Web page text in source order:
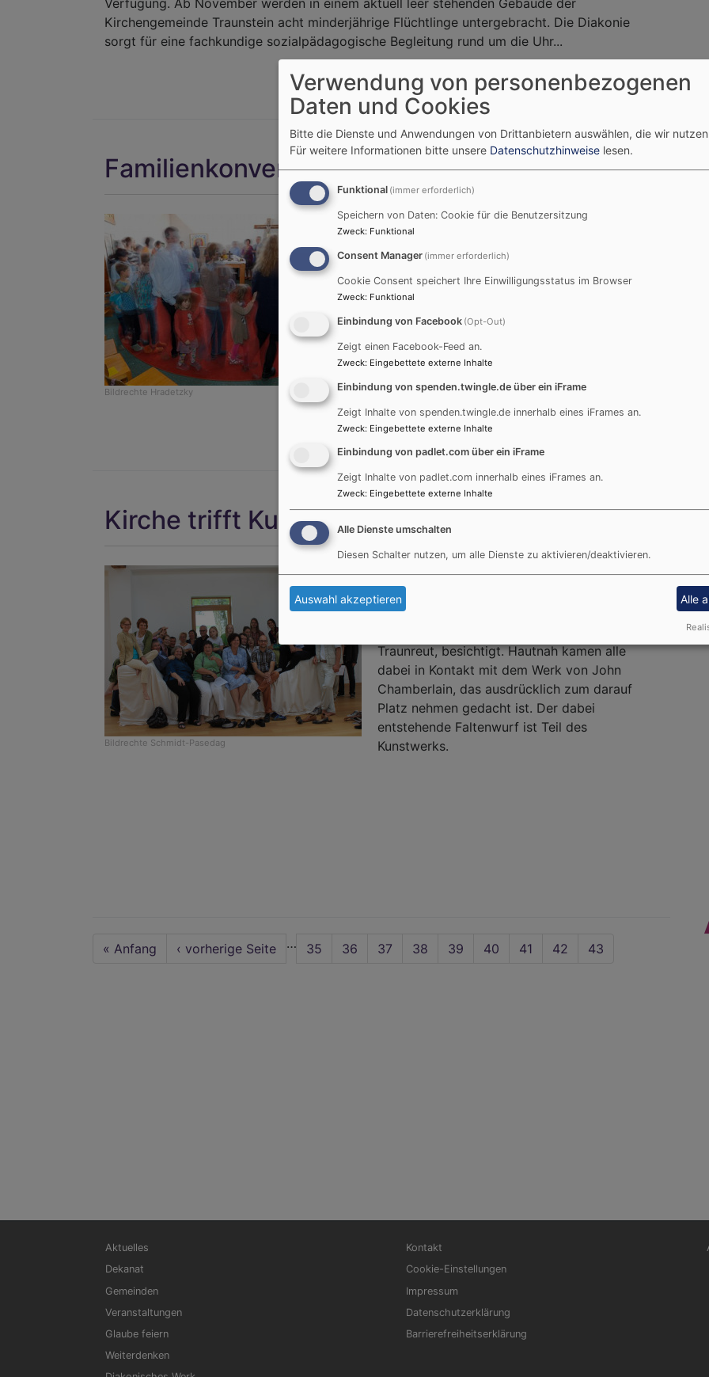
Verfügung. Ab November werden in einem aktuell leer stehenden Gebäude der
Kirchengemeinde Traunstein acht minderjährige Flüchtlinge untergebracht. Die Diakonie
sorgt für eine fachkundige sozialpädagogische Begleitung rund um die Uhr...
an
Familienkonvent 2014
Bildrechte Hradetzky
Einen gelungenen Konvent verbrachten die
Traunstein zusammen mit ihren Familien in der
Langau. Humorvolles und Hintergründiges in
Märchen, Sprachspielen und Gedichten wurde
vom Referenten, Herrn Prof. Siegfried Macht,
pratkische Tipps rund um die Themen Singen
Konfirmanden.
Kirche trifft Kunst
Bildrechte Schmidt-Pasedag
Kunst der Gegenwart hat das Pfarrkapitel des
Evang.-Luth. Dekanatsbezirks Traunstein bei
seinem Besuch im DASMAXIMUM, Museum für
Traunreut, besichtigt. Hautnah kamen alle
dabei in Kontakt mit dem Werk von John
Chamberlain, das ausdrücklich zum darauf
Platz nehmen gedacht ist. Der dabei
entstehende Faltenwurf ist Teil des
Kunstwerks.
Seitennummerierung
First
« Anfang
Vorherige
‹ vorherige Seite … Seite
35 Seite
36 Seite
37 Seite
38 Seite
39 Seite
40 Seite
41 Seite
42
Aktuelle
43
Hauptnavigation
Aktuelles
Dekanat
Gemeinden
Veranstaltungen
Glaube feiern
Weiterdenken
Fußbereichsmenü
Kontakt
Cookie-Einstellungen
Impressum
Datenschutzerklärung
Barrierefreiheitserklärung
Verwendung von personenbezogenen
Daten und Cookies
Bitte die Dienste und Anwendungen von Drittanbietern auswählen, die wir
Für weitere Informationen bitte unsere Datenschutzhinweise lesen.
Funktional (immer erforderlich)
Speichern von Daten: Cookie für die Benutzersitzung
Zweck: Funktional
Consent Manager (immer erforderlich)
Cookie Consent speichert Ihre Einwilligungsstatus im Browser
Zweck: Funktional
Einbindung von Facebook (Opt-Out)
Zeigt einen Facebook-Feed an.
Zweck: Eingebettete externe Inhalte
Einbindung von spenden.twingle.de über ein iFrame
Zeigt Inhalte von spenden.twingle.de innerhalb eines iFrames an.
Zweck: Eingebettete externe Inhalte
Einbindung von padlet.com über ein iFrame
Zeigt Inhalte von padlet.com innerhalb eines iFrames an.
Zweck: Eingebettete externe Inhalte
Alle Dienste umschalten
Diesen Schalter nutzen, um alle Dienste zu aktivieren/deaktivieren.
Auswahl akzeptieren Alle